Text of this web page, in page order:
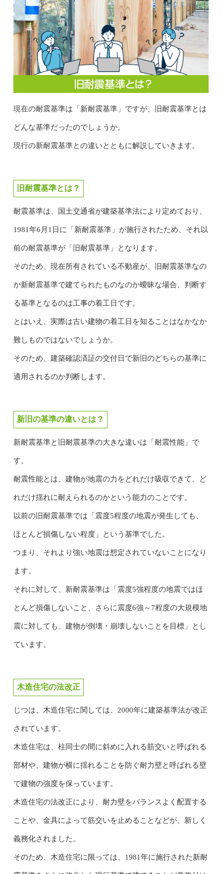
現在の耐震基準は「新耐震基準」ですが、旧耐震基準とは
どんな基準だったのでしょうか。
現行の新耐震基準との違いとともに解説していきます。
旧耐震基準とは？
耐震基準は、国土交通省が建築基準法により定めており、
1981年6月1日に「新耐震基準」が施行されたため、それ以
前の耐震基準が「旧耐震基準」となります。
そのため、現在所有されている不動産が、旧耐震基準なの
か新耐震基準で建てられたものなのか曖昧な場合、判断す
る基準となるのは工事の着工日です。
とはいえ、実際は古い建物の着工日を知ることはなかなか
難しものではないでしょうか。
そのため、建築確認済証の交付日で新旧のどちらの基準に
適用されるのか判断します。
新旧の基準の違いとは？
新耐震基準と旧耐震基準の大きな違いは「耐震性能」で
す。
耐震性能とは、建物が地震の力をどれだけ吸収できて、ど
れだけ揺れに耐えられるのかという能力のことです。
以前の旧耐震基準では「震度5程度の地震が発生しても、
ほとんど損傷しない程度」という基準でした。
つまり、それより強い地震は想定されていないことになり
ます。
それに対して、新耐震基準は「震度5強程度の地震ではほ
とんど損傷しないこと、さらに震度6強～7程度の大規模地
震に対しても、建物が倒壊・崩壊しないことを目標」とし
ています。
木造住宅の法改正
じつは、木造住宅に関しては、2000年に建築基準法が改正
されています。
木造住宅は、柱同士の間に斜めに入れる筋交いと呼ばれる
部材や、建物が横に揺れることを防ぐ耐力壁と呼ばれる壁
で建物の強度を保っています。
木造住宅の法改正により、耐力壁をバランスよく配置する
ことや、金具によって筋交いを止めることなどが、新しく
義務化されました。
そのため、木造住宅に限っては、1981年に施行された新耐